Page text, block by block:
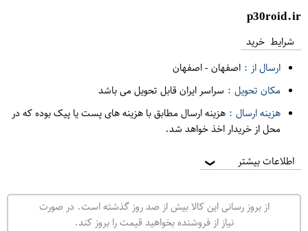
p30roid.ir
شرایط خرید
ارسال از : اصفهان-اصفهان
مکان تحویل : سراسر ایران قابل تحویل می باشد
هزینه ارسال : هزینه ارسال مطابق با هزینه های پست یا پیک بوده که در
محل از خریدار اخذ خواهد شد.
اطلاعات بیشتر ❯
از بروز رسانی این کالا بیش از صد روز گذشته است. در صورت
نیاز از فروشنده بخواهید قیمت را بروز کند.